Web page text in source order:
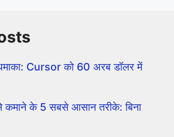
Cursor को 60 अरब डॉलर में
के 5 सबसे आसान तरीके: बिना